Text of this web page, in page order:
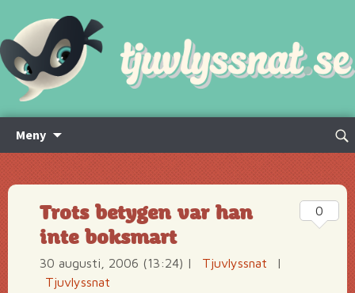
Meny
innehåll
Sök
Trots betygen var han
inte boksmart
30 augusti, 2006 (13:24) | Tjuvlyssnat
|
Tjuvlyssnat
0